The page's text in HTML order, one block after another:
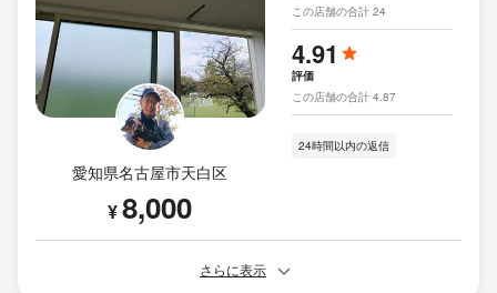
愛知県名古屋市天白区
¥8,000
この店舗の合計 24
4.91
評価
この店舗の合計 4.87
24時間以内の返信
さらに表示